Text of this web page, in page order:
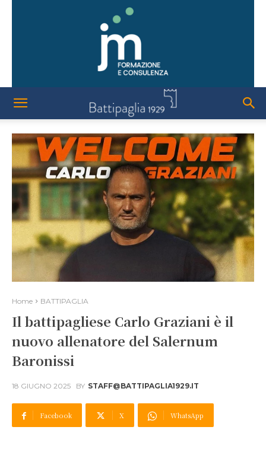
Home BATTIPAGLIA
Il battipagliese Carlo Graziani è il
nuovo allenatore del Salernum
Baronissi
18 GIUGNO 2025 BY STAFF@BATTIPAGLIA1929.IT
Facebook X WhatsApp